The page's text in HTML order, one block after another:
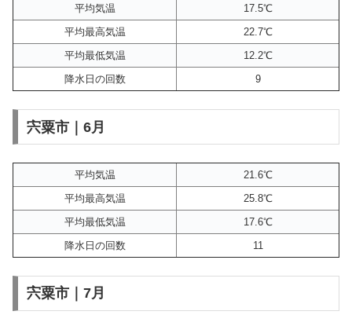
平均気温
17.5℃
平均最高気温
22.7℃
平均最低気温
12.2℃
降水日の回数
9
宍粟市｜6月
平均気温
21.6℃
平均最高気温
25.8℃
平均最低気温
17.6℃
降水日の回数
11
宍粟市｜7月